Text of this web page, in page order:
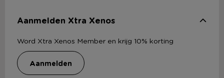
Aanmelden Xtra Xenos
Word Xtra Xenos Member en krijg 10% korting
aanmelden